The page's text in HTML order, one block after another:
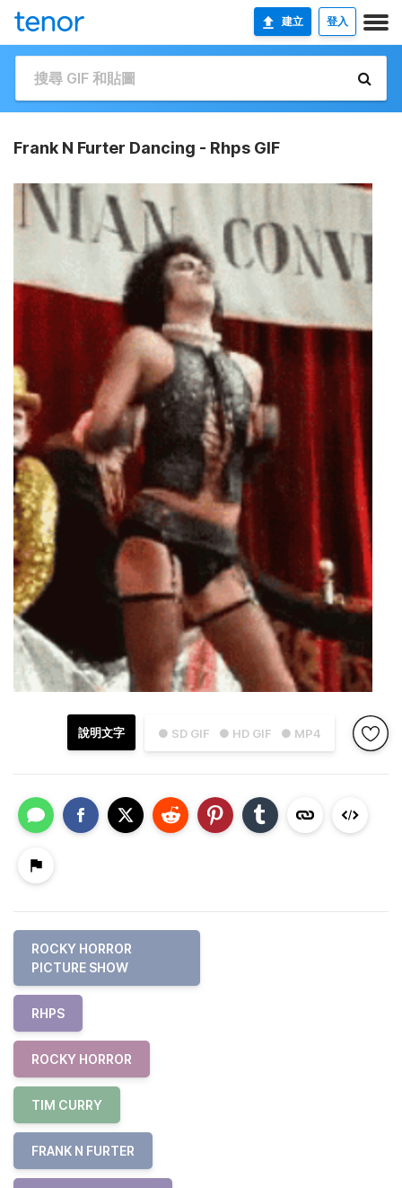
建立 登入
Frank N Furter Dancing - Rhps GIF
● SD GIF ● HD GIF ● MP4
說明文字
ROCKY HORROR
PICTURE SHOW
RHPS
ROCKY HORROR
TIM CURRY
FRANK N FURTER